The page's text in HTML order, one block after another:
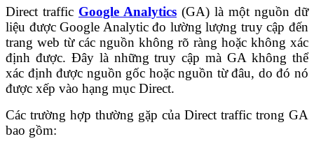
Direct traffic Google Analytics (GA) là một nguồn dữ
liệu được Google Analytic đo lường lượng truy cập đến
trang web từ các nguồn không rõ ràng hoặc không xác
định được. Đây là những truy cập mà GA không thể
xác định được nguồn gốc hoặc nguồn từ đâu, do đó nó
được xếp vào hạng mục Direct.
Các trường hợp thường gặp của Direct traffic trong GA
bao gồm: